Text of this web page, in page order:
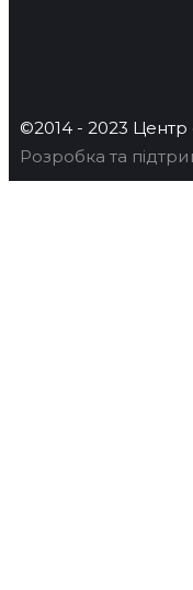
©2014 - 2023 Центр
Розробка та